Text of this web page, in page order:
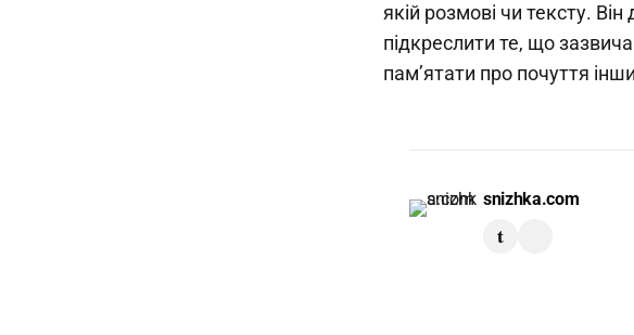
якій розмові чи тексту.
підкреслити те, що
пам’ятати про почуття
snizhka.com
t